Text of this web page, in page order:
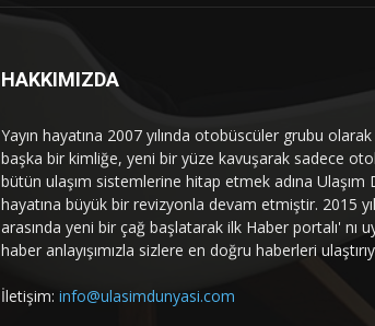
HAKKIMIZDA
Yayın hayatına 2007 yılında otobüscüler grubu
başka bir kimliğe, yeni bir yüze kavuşarak sadece
bütün ulaşım sistemlerine hitap etmek adına Ulaşım
hayatına büyük bir revizyonla devam etmiştir. 2015
arasında yeni bir çağ başlatarak ilk Haber portalı' nı
haber anlayışımızla sizlere en doğru haberleri
İletişim: info@ulasimdunyasi.com